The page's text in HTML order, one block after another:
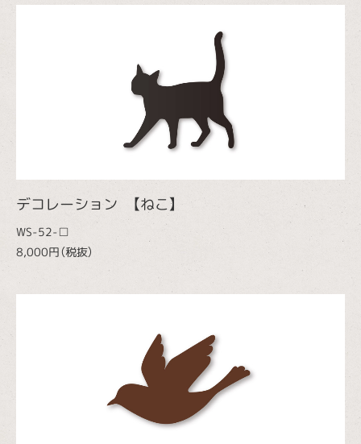
デコレーション 【ねこ】
WS-52-□
8,000円（税抜）